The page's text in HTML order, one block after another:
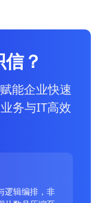
？
能企业快速
务与IT高效
逻辑编排，非